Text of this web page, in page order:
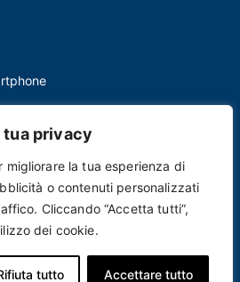
tua privacy
migliorare la tua esperienza di
o contenuti personalizzati
Cliccando “Accetta tutti”,
dei cookie.
tutto Accettare tutto